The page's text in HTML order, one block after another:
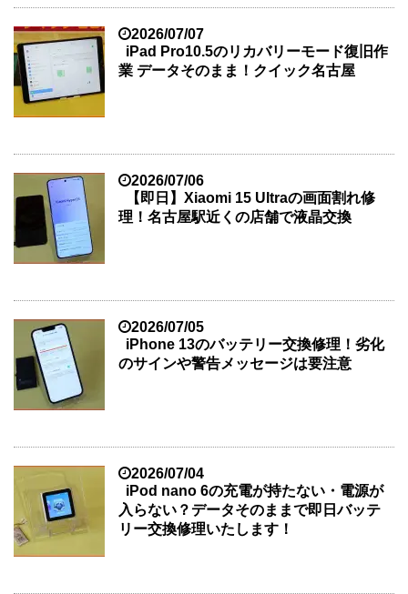
2026/07/07
iPad Pro10.5のリカバリーモード復旧作
業 データそのまま！クイック名古屋
2026/07/06
【即日】Xiaomi 15 Ultraの画面割れ修
理！名古屋駅近くの店舗で液晶交換
2026/07/05
iPhone 13のバッテリー交換修理！劣化
のサインや警告メッセージは要注意
2026/07/04
iPod nano 6の充電が持たない・電源が
入らない？データそのままで即日バッテ
リー交換修理いたします！